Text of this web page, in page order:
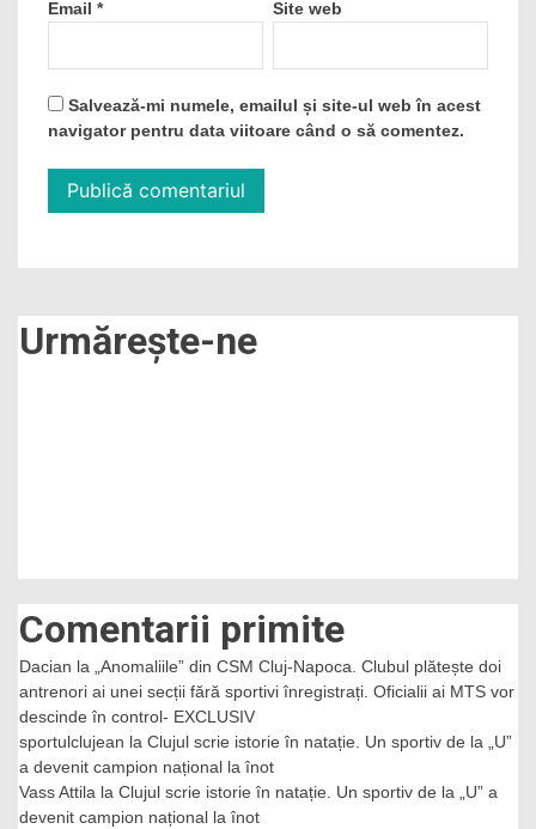
Email * Site web
Salvează-mi numele, emailul și site-ul web în acest
navigator pentru data viitoare când o să comentez.
Urmărește-ne
Comentarii primite
Dacian la
„Anomaliile” din CSM Cluj-Napoca. Clubul plătește doi
antrenori ai unei secții fără sportivi înregistrați. Oficialii ai MTS vor
descinde în control- EXCLUSIV
sportulclujean la Clujul scrie istorie în natație. Un sportiv de la „U”
a devenit campion național la înot
Vass Attila la Clujul scrie istorie în natație. Un sportiv de la „U” a
devenit campion național la înot